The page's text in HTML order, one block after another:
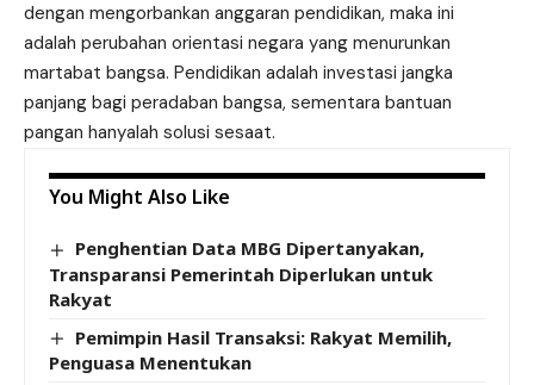
dengan mengorbankan anggaran pendidikan, maka ini
adalah perubahan orientasi negara yang menurunkan
martabat bangsa. Pendidikan adalah investasi jangka
panjang bagi peradaban bangsa, sementara bantuan
pangan hanyalah solusi sesaat.
You Might Also Like
Penghentian Data MBG Dipertanyakan,
Transparansi Pemerintah Diperlukan untuk
Rakyat
Pemimpin Hasil Transaksi: Rakyat Memilih,
Penguasa Menentukan